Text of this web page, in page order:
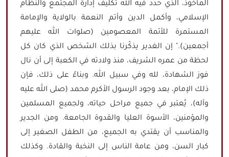
المأخوذ، الذي حدد فيه الله تكليف إدارة المجتمع والنظام
الإسلامي، وأكمل الدين وأتم النعمة بالولاية والإمامة
المستمرة للأئمة المعصومين (صلوات الله عليهم
أجمعين)." إن الغدير يذكّرنا بذلك الشخص الذي كان كل
لحظة من عمره الشريف، منذ ولادته في الكعبة إلى أن نال
فوز الشهادة، لله وفي سبيل الله. وبناءً على ذلك، فإن
ذلك الإمام، بعد وجود الرسول الأكرم محمد (صلى الله عليه
وآله)، يُعتبر في جميع مراحل حياته، ولجميع المسلمين
والمؤمنين، الأسوة العليا والقدوة الجامعة. ومن الجدير
والمناسب أن يقتدي به الجميع، من الطفل الصغير إلى
كبار السن، ومن عامة الناس إلى النخبة والقادة. وكذلك